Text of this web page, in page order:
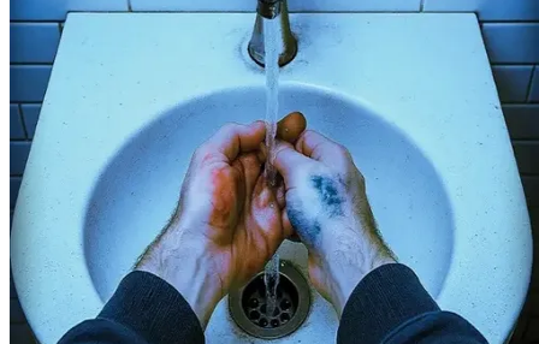
Videoclipuri